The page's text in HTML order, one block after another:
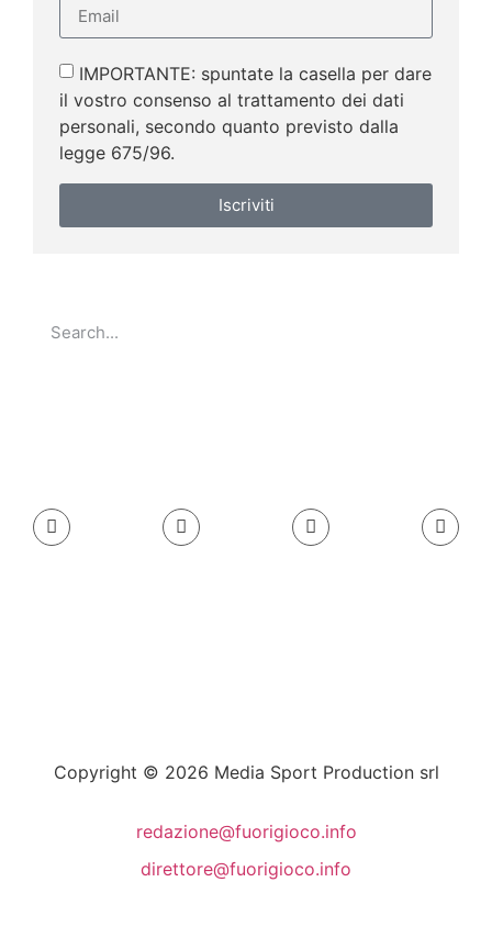
IMPORTANTE: spuntate la casella per dare
il vostro consenso al trattamento dei dati
personali, secondo quanto previsto dalla
legge 675/96.
Iscriviti
Copyright © 2026 Media Sport Production srl
redazione@fuorigioco.info
direttore@fuorigioco.info